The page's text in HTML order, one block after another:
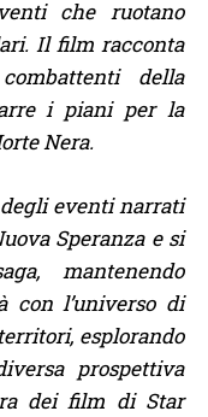
che ruotano
Il film racconta
della
i piani per la
Nera.
eventi narrati
Speranza e si
mantenendo
con l’universo di
esplorando
prospettiva
dei film di Star